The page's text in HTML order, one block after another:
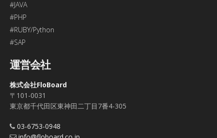
#JAVA
#PHP
#RUBY/Python
#SAP
運営会社
株式会社FloBoard
〒101-0031
東京都千代田区東神田二丁目7番4-305
03-6753-0948